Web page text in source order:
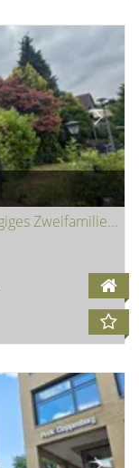
Raumwunder in Lichtenberg – Großzügiges Zweifamilienhaus mit viel Potenzial